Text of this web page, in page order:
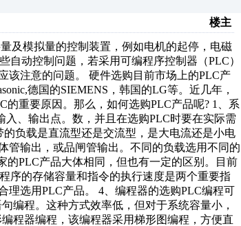
楼主
及模拟量的控制装置，例如电机的起停，电磁
动控制问题，若采用可编程序控制器（PLC）
该注意的问题。 硬件选购目前市场上的PLC产
德国的SIEMENS，韩国的LG等。近几年，
重要原因。那么，如何选购PLC产品呢? 1、系
、输出点。数，并且在选购PLC时要在实际需
负载是直流型还是交流型，是大电流还是小电
管输出，或品闸管输出。不同的负载选用不同的
的PLC产品大体相同，但也有一定的区别。目前
序的存储容量和指令的执行速度是两个重要指
理选用PLC产品。 4、编程器的选购PLC编程可
编程。这种方式效率低，但对于系统容量小，
程器编程，该编程器采用梯形图编程，方便直